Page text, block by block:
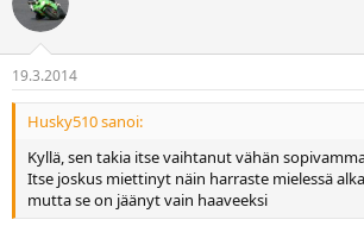
19.3.2014
Husky510 sanoi:
Kyllä, sen takia itse vaihtanut vähän
Itse joskus miettinyt näin harraste mielessä
mutta se on jäänyt vain haaveeksi